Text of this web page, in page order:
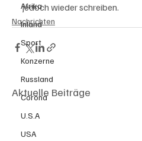
Afrika
Inland
Sport
Konzerne
Russland
Corona
U.S.A
USA
jedoch wieder schreiben.
Nachrichten
Aktuelle Beiträge